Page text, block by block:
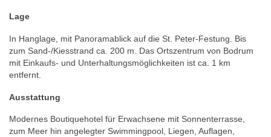
Lage
In Hanglage, mit Panoramablick auf die St. Peter-Festung. Bis
zum Sand-/Kiesstrand ca. 200 m. Das Ortszentrum von Bodrum
mit Einkaufs- und Unterhaltungsmöglichkeiten ist ca. 1 km
entfernt.
Ausstattung
Modernes Boutiquehotel für Erwachsene mit Sonnenterrasse,
zum Meer hin angelegter Swimmingpool, Liegen, Auflagen,